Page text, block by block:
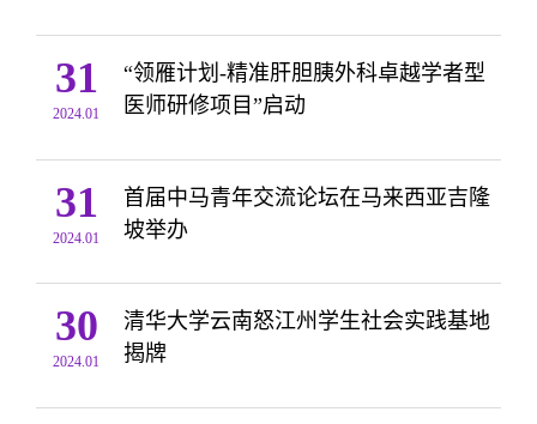
31
2024.01
“领雁计划-精准肝胆胰外科卓越学者型
医师研修项目”启动
31
2024.01
首届中马青年交流论坛在马来西亚吉隆
坡举办
30
2024.01
清华大学云南怒江州学生社会实践基地
揭牌